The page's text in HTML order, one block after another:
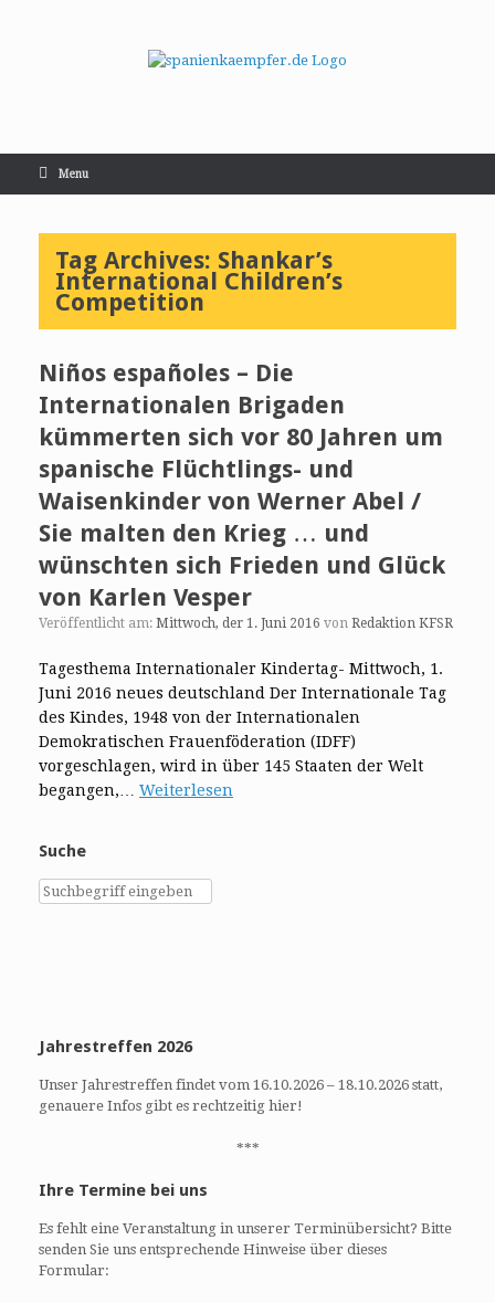
Menu
Tag Archives: Shankar’s
International Children’s
Competition
Niños españoles – Die
Internationalen Brigaden
kümmerten sich vor 80 Jahren um
spanische Flüchtlings- und
Waisenkinder von Werner Abel /
Sie malten den Krieg … und
wünschten sich Frieden und Glück
von Karlen Vesper
Veröffentlicht am: Mittwoch, der 1. Juni 2016 von Redaktion KFSR
Tagesthema Internationaler Kindertag- Mittwoch, 1.
Juni 2016 neues deutschland Der Internationale Tag
des Kindes, 1948 von der Internationalen
Demokratischen Frauenföderation (IDFF)
vorgeschlagen, wird in über 145 Staaten der Welt
begangen,… Weiterlesen
Suche
Jahrestreffen 2026
Unser Jahrestreffen findet vom 16.10.2026 – 18.10.2026 statt,
genauere Infos gibt es rechtzeitig hier!
***
Ihre Termine bei uns
Es fehlt eine Veranstaltung in unserer Terminübersicht? Bitte
senden Sie uns entsprechende Hinweise über dieses
Formular: